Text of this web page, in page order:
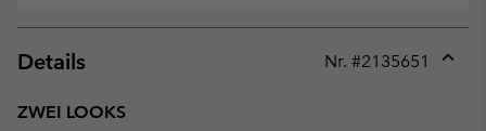
Details Nr. #2135651
ZWEI LOOKS